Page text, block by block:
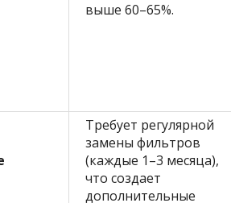
выше 60–65%.
Требует регулярной
замены фильтров
(каждые 1–3 месяца),
что создает
дополнительные